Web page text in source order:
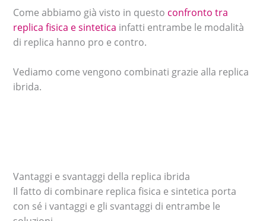
Come abbiamo già visto in questo confronto tra
replica fisica e sintetica infatti entrambe le modalità
di replica hanno pro e contro.
Vediamo come vengono combinati grazie alla replica
ibrida.
Vantaggi e svantaggi della replica ibrida
Il fatto di combinare replica fisica e sintetica porta
con sé i vantaggi e gli svantaggi di entrambe le